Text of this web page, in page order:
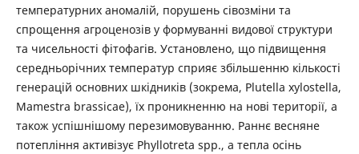
температурних аномалій, порушень сівозміни та
спрощення агроценозів у формуванні видової структури
та чисельності фітофагів. Установлено, що підвищення
середньорічних температур сприяє збільшенню кількості
генерацій основних шкідників (зокрема, Plutella xylostella,
Mamestra brassicae), їх проникненню на нові території, а
також успішнішому перезимовуванню. Раннє весняне
потепління активізує Phyllotreta spp., а тепла осінь